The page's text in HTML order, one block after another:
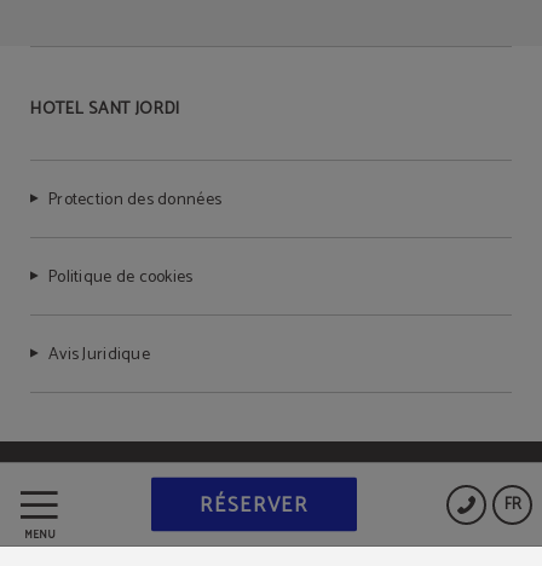
MENU
FR
RÉSERVER
Solarium Petit-déjeuner
HOTEL SANT JORDI
Protection des données
Politique de cookies
Avis Juridique
Powered by Keytel
Achat sécurisé